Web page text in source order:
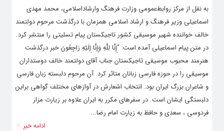
به نقل از مرکز روابط‌عمومی وزارت فرهنگ وارشاداسلامی، محمد مهدی
اسماعیلی وزیر فرهنگ و ارشاد اسلامی همزمان با درگذشت مرحوم دولتمند
خالف خواننده شهیر موسیقی کشور تاجیکستان پیام تسلیتی را منتشر کرد.
در متن پیام اسماعیلی آمده است: “إِنَّا لِلَّهِ وَإِنَّا إِلَیْهِ رَاجِعُونَ خبر درگذشت
هنرمند محبوب موسیقی تاجیکستان جناب آقای دولتمند خالف دوستداران
موسیقی را در حوزه فارسی زبانان متاثر کرد. آن مرحوم دلبسته زبان فارسی
و شاعران بزرگ ایران بود. انتخاب اشعارش در آوازهای مختلف گواهی براین
دلبستگی ایشان است. در سفرهای مکرر به ایران علاوه بر زیارت مزار
فردوسی ، سعدی و حافظ به زیارت امام رضا...
ادامه خبر